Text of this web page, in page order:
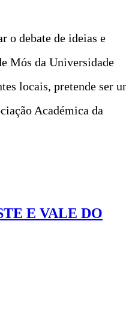
o debate de ideias e
Mós da Universidade
locais, pretende ser
Académica da
E VALE DO